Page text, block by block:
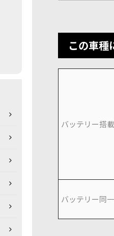
この車種
バッテリー搭
バッテリー同